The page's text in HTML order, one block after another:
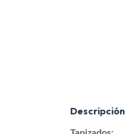
Descripción